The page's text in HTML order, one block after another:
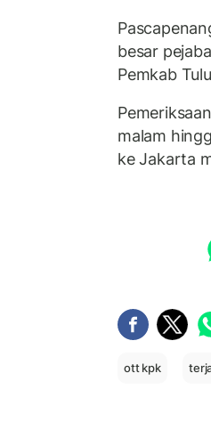
besar
Pemkab
malam
ke Jakarta
ott kpk